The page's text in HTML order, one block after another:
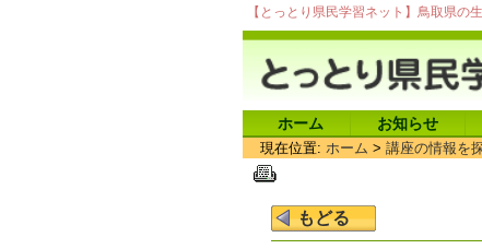
【とっとり県民学習ネット】鳥取県の
ホーム お知らせ
現在位置: ホーム > 講座の情報を